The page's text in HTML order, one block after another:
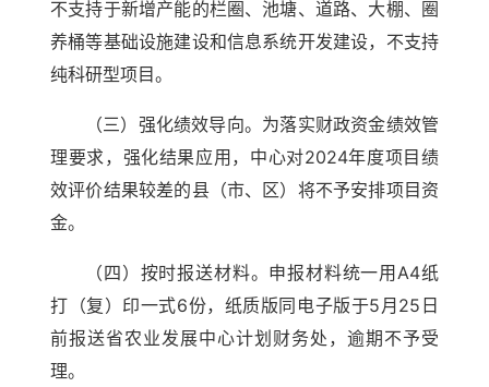
不支持于新增产能的栏圈、池塘、道路、大棚、圈
养桶等基础设施建设和信息系统开发建设，不支持
纯科研型项目。
（三）强化绩效导向。为落实财政资金绩效管
理要求，强化结果应用，中心对2024年度项目绩
效评价结果较差的县（市、区）将不予安排项目资
金。
（四）按时报送材料。申报材料统一用A4纸
打（复）印一式6份，纸质版同电子版于5月25日
前报送省农业发展中心计划财务处，逾期不予受
理。